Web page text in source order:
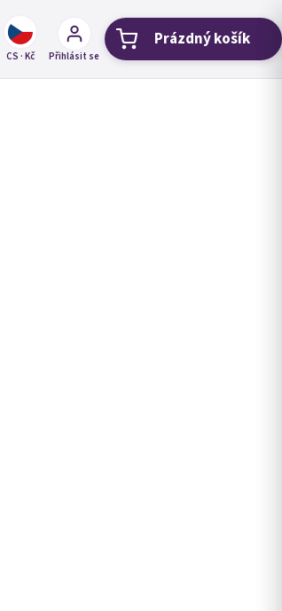
CS · Kč Přihlásit se Nákupní
Prázdný košík